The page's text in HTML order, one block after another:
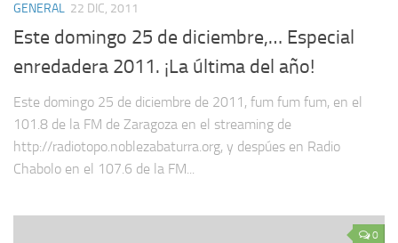
GENERAL 22 DIC, 2011
Este domingo 25 de diciembre,… Especial
enredadera 2011. ¡La última del año!
Este domingo 25 de diciembre de 2011, fum fum fum, en el
101.8 de la FM de Zaragoza en el streaming de
http://radiotopo.noblezabaturra.org, y despúes en Radio
Chabolo en el 107.6 de la FM...
0